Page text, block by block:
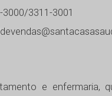
3000/3311-3001
e enfermaria,